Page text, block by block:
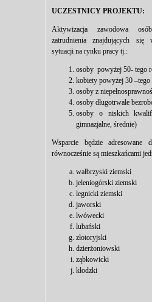
UCZESTNICY PROJEKTU:
Aktywizacja zawodowa
zatrudnienia znajdujących się
sytuacji na rynku pracy tj.:
osoby powyżej 50- tego
kobiety powyżej 30 –tego
osoby z
osoby
osoby o niskich
gimnazjalne, średnie)
Wsparcie będzie
równocześnie są mieszkańcami
wałbrzyski ziemski
jeleniogórski ziemski
legnicki ziemski
jaworski
lwówecki
lubański
złotoryjski
dzierżoniowski
ząbkowicki
kłodzki